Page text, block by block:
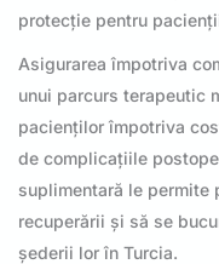
protecție pentru
Asigurarea împotriva
unui parcurs terapeutic
pacienților împotriva
de complicațiile
suplimentară le permite
recuperării și să se
șederii lor în Turcia.